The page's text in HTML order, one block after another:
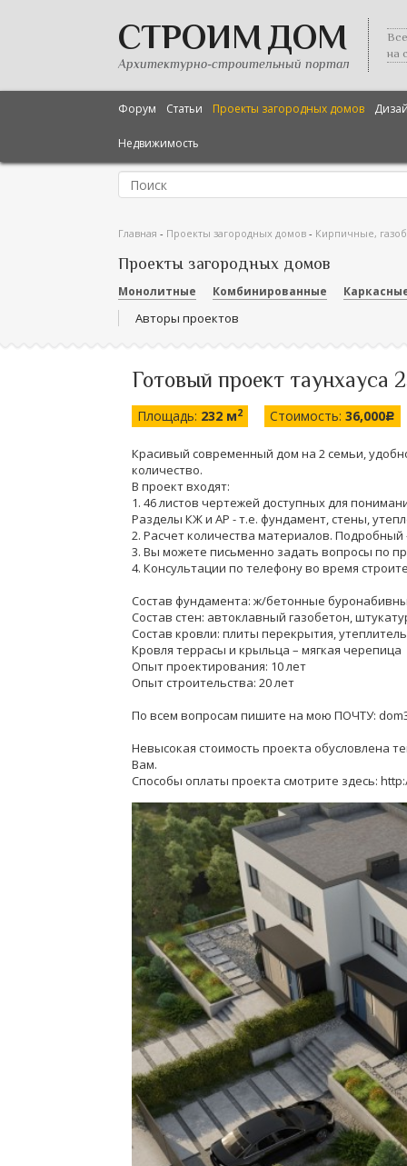
СТРОИМ ДОМ
Архитектурно-строительный портал
на
Форум Статьи Проекты загородных домов
Недвижимость
Главная - Проекты загородных домов - Кирпичные,
Проекты загородных домов
Монолитные Комбинированные
Авторы проектов
Готовый проект таунхауса
Площадь: 232 м2 Стоимость: 36,000c
Красивый современный дом на 2 семьи,
количество.
В проект входят:
1. 46 листов чертежей доступных для
Разделы КЖ и АР - т.е. фундамент, стены,
2. Расчет количества материалов. Подробный
3. Вы можете письменно задать вопросы по
4. Консультации по телефону во время
Состав фундамента: ж/бетонные
Состав стен: автоклавный газобетон,
Состав кровли: плиты перекрытия,
Кровля террасы и крыльца – мягкая черепица
Опыт проектирования: 10 лет
Опыт строительства: 20 лет
По всем вопросам пишите на мою ПОЧТУ:
Невысокая стоимость проекта обусловлена
Вам.
Способы оплаты проекта смотрите здесь: